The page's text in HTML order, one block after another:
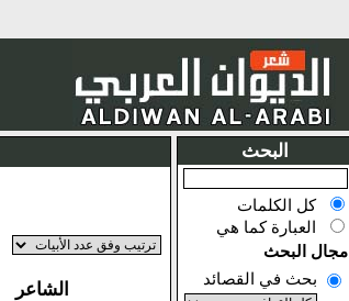
البحث
كل الكلمات
العبارة كما هي
مجال البحث
بحث في القصائد
الشاعر